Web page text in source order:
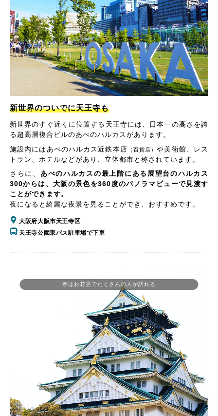
新世界のついでに天王寺も
新世界のすぐ近くに位置する天王寺には、日本一の高さを誇
る超高層複合ビルのあべのハルカスがあります。
施設内にはあべのハルカス近鉄本店 （百貨店）や美術館、レス
トラン、ホテルなどがあり、立体都市と称されています。
さらに、 あべのハルカスの最上階にある展望台のハルカス
300からは、大阪の景色を360度のパノラマビューで見渡す
ことができます。
夜になると綺麗な夜景を見ることができ、おすすめです。
大阪府大阪市天王寺区
天王寺公園東バス駐車場で下車
春はお花見でたくさんの人が訪れる